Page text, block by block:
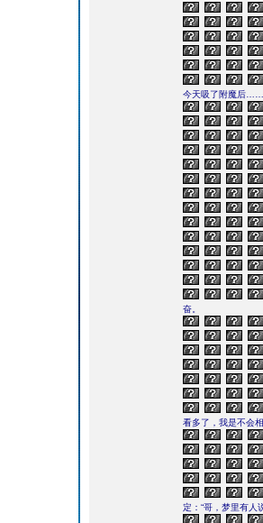
今天吸了附魔后
奋。
看多了，我是不会
定：“哥，梦里有人